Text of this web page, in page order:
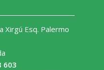
Xirgú Esq. Palermo
603